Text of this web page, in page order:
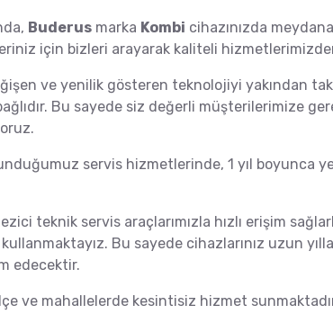
Buderus marka Kombi cihazınızda
için bizleri arayarak kaliteli
ve yenilik gösteren teknolojiyi yakından
Bu sayede siz değerli müşterilerimize
servis hizmetlerinde, 1 yıl boyunca
teknik servis araçlarımızla hızlı erişim
Bu sayede cihazlarınız uzun
edecektir.
ve mahallelerde kesintisiz hizmet